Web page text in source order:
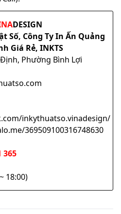
DESIGN
Số, Công Ty In Ấn Quảng
Giá Rẻ, INKTS
Phường Bình Lợi
inkythuatso.vinadesign/
369509100316748630
365
18:00)